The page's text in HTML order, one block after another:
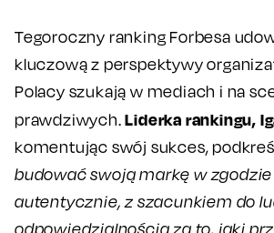
Tegoroczny ranking Forbesa
kluczową z perspektywy
Polacy szukają w mediach i na
prawdziwych.Liderka rankingu,
komentując swój sukces,
budować swoją markę w zgodzie
autentycznie, z szacunkiem do
odpowiedzialnością za to, jaki